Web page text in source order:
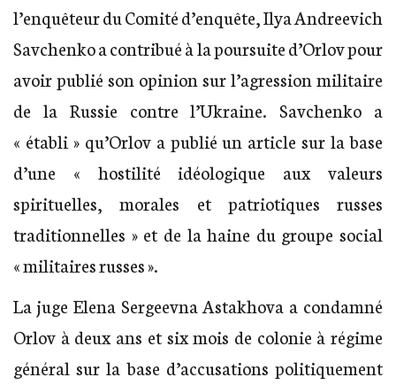
l’enquêteur du Comité d’enquête, Ilya Andreevich
Savchenko a contribué à la poursuite d’Orlov pour
avoir publié son opinion sur l’agression militaire
de la Russie contre l’Ukraine. Savchenko a
« établi » qu’Orlov a publié un article sur la base
d’une « hostilité idéologique aux valeurs
spirituelles, morales et patriotiques russes
traditionnelles » et de la haine du groupe social
« militaires russes ».
La juge Elena Sergeevna Astakhova a condamné
Orlov à deux ans et six mois de colonie à régime
général sur la base d’accusations politiquement